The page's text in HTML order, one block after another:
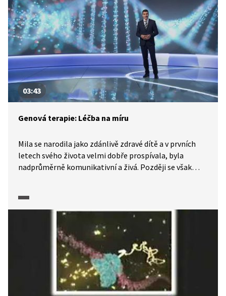
03:43
Genová terapie: Léčba na míru
Mila se narodila jako zdánlivě zdravé dítě a v prvních
letech svého života velmi dobře prospívala, byla
nadprůměrně komunikativní a živá. Později se však
podíváme na to, jak lékaři zkoumali Milinu DNA
a hledali pro ni specifický personalizovaný lék, tedy lék
šitý na míru konkrétnímu pacientovi. Podrobněji se
podíváme také na to, co je příčinou vzácné Battenovy
choroby a jaké možnosti léčby Mile poskytla genová
terapie. Běžně dostupné léky jsou vyráběny tak, aby
vyhovovaly co nejširšímu spektru pacientů. Každý z nás
je však jiný a aby byla léčba v některých případech co